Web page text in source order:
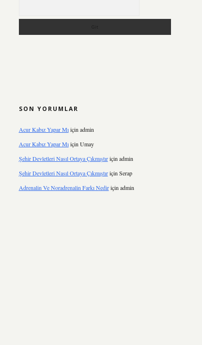
SON YORUMLAR
Acur Kabız Yapar Mıiçin admin
Acur Kabız Yapar Mıiçin Umay
Şehir Devletleri Nasıl Ortaya Çıkmıştıriçin admin
Şehir Devletleri Nasıl Ortaya Çıkmıştıriçin Serap
Adrenalin Ve Noradrenalin Farkı Nediriçin admin